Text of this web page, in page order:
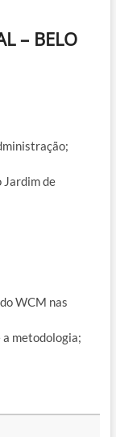
– BELO
Jardim de
WCM nas
metodologia;